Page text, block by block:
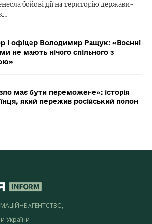
бойові дії на територію держави-
і офіцер Володимир Ращук: «Воєнні
не мають нічого спільного з
має бути переможене»: історія
який пережив російський полон
АГЕНТСТВО,
України